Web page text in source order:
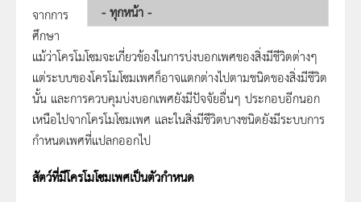
- ทุกหน้า -
จากการ
ศึกษา
แม้ว่าโครโมโซมจะเกี่ยวข้องในการบ่งบอกเพศของสิ่งมีชีวิตต่างๆ
แต่ระบบของโครโมโซมเพศก็อาจแตกต่างไปตามชนิดของสิ่งมีชีวิต
นั้น และการควบคุมบ่งบอกเพศยังมีปัจจัยอื่นๆ ประกอบอีกนอก
เหนือไปจากโครโมโซมเพศ และในสิ่งมีชีวิตบางชนิดยังมีระบบการ
กำหนดเพศที่แปลกออกไป
สัตว์ที่มีโครโมโซมเพศเป็นตัวกำหนด